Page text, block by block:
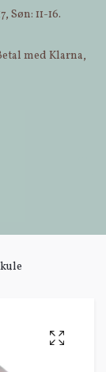
11-16.
med Klarna,